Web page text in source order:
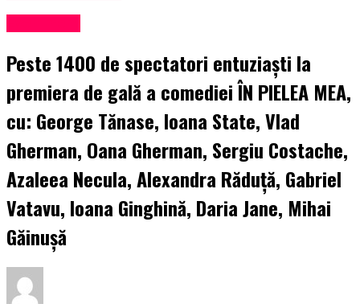
Peste 1400 de spectatori entuziaști la
premiera de gală a comediei ÎN PIELEA MEA,
cu: George Tănase, Ioana State, Vlad
Gherman, Oana Gherman, Sergiu Costache,
Azaleea Necula, Alexandra Răduță, Gabriel
Vatavu, Ioana Ginghină, Daria Jane, Mihai
Găinușă